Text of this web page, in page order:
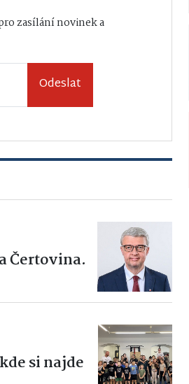
zasílání novinek a
Odeslat
Čertovina.
si najde